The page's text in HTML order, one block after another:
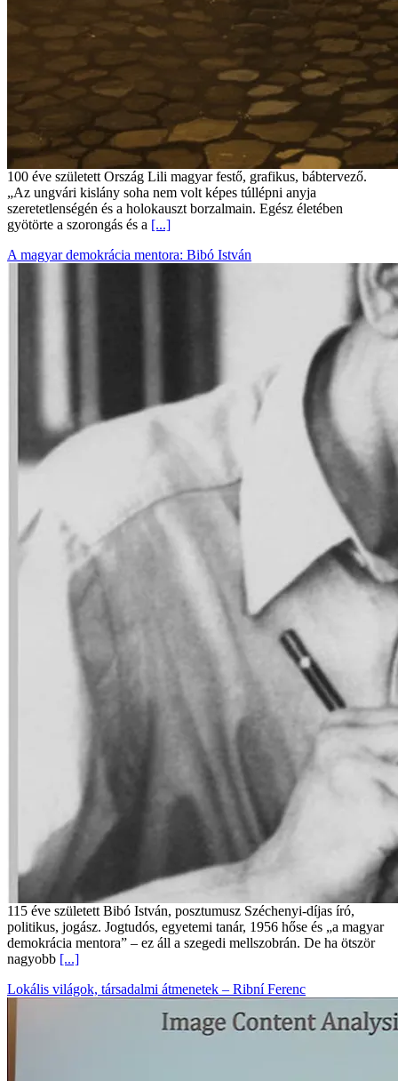
100 éve született Ország Lili magyar festő, grafikus, bábtervező.
„Az ungvári kislány soha nem volt képes túllépni anyja
szeretetlenségén és a holokauszt borzalmain. Egész életében
gyötörte a szorongás és a [...]
A magyar demokrácia mentora: Bibó István
115 éve született Bibó István, posztumusz Széchenyi-díjas író,
politikus, jogász. Jogtudós, egyetemi tanár, 1956 hőse és „a magyar
demokrácia mentora” – ez áll a szegedi mellszobrán. De ha ötször
nagyobb [...]
Lokális világok, társadalmi átmenetek – Ribní Ferenc